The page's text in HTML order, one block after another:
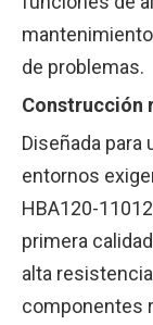
de problemas.
Construcción
Diseñada
entornos
HBA120-
primera
alta
componentes